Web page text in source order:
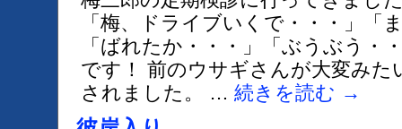
「梅、ドライブいくで・・・」「
「ばれたか・・・」「ぶうぶう・
です！ 前のウサギさんが大変みた
されました。 … 続きを読む →